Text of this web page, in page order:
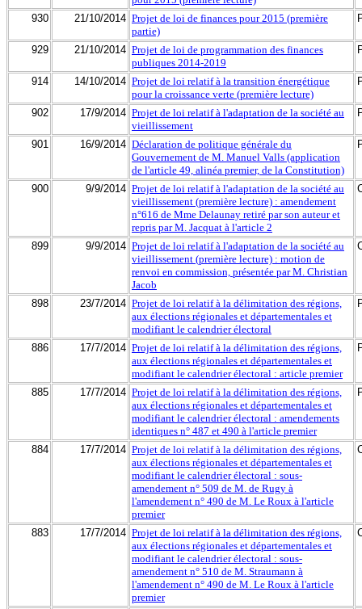
930
21/10/2014 Projet de loi de finances pour 2015 (première
partie)
929 21/10/2014 Projet de loi de programmation des finances
publiques 2014-2019
914 14/10/2014 Projet de loi relatif à la transition énergétique
pour la croissance verte (première lecture)
902 17/9/2014 Projet de loi relatif à l'adaptation de la société au
vieillissement
901 16/9/2014 Déclaration de politique générale du
Gouvernement de M. Manuel Valls (application
de l'article 49, alinéa premier, de la Constitution)
900 9/9/2014 Projet de loi relatif à l'adaptation de la société au
vieillissement (première lecture) : amendement
n°616 de Mme Delaunay retiré par son auteur et
repris par M. Jacquat à l'article 2
899 9/9/2014 Projet de loi relatif à l'adaptation de la société au
vieillissement (première lecture) : motion de
renvoi en commission, présentée par M. Christian
Jacob
898 23/7/2014 Projet de loi relatif à la délimitation des régions,
aux élections régionales et départementales et
modifiant le calendrier électoral
886 17/7/2014 Projet de loi relatif à la délimitation des régions,
aux élections régionales et départementales et
modifiant le calendrier électoral : article premier
885 17/7/2014 Projet de loi relatif à la délimitation des régions,
aux élections régionales et départementales et
modifiant le calendrier électoral : amendements
identiques n° 487 et 490 à l'article premier
884 17/7/2014 Projet de loi relatif à la délimitation des régions,
aux élections régionales et départementales et
modifiant le calendrier électoral : sous-
amendement n° 509 de M. de Rugy à
l'amendement n° 490 de M. Le Roux à l'article
premier
883 17/7/2014 Projet de loi relatif à la délimitation des régions,
aux élections régionales et départementales et
modifiant le calendrier électoral : sous-
amendement n° 510 de M. Straumann à
l'amendement n° 490 de M. Le Roux à l'article
premier